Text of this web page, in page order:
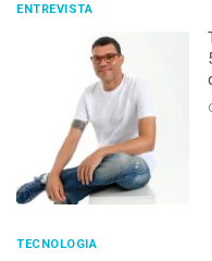
ENTREVISTA
TECNOLOGIA